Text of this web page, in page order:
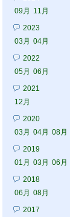
09月
11月
2023
03月 04月
2022
05月 06月
2021
12月
2020
03月 04月 08月
2019
01月 03月 06月
2018
06月 08月
2017